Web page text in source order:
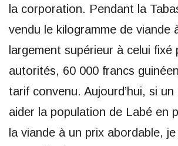
la corporation. Pendant la
vendu le kilogramme de viande
largement supérieur à celui fixé
autorités, 60 000 francs
tarif convenu. Aujourd’hui, si
aider la population de Labé en
la viande à un prix abordable,